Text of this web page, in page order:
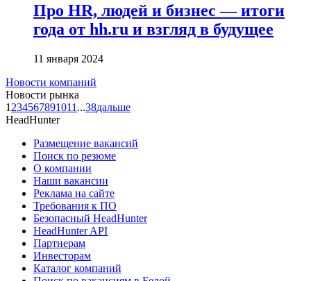
Про HR, людей и бизнес — итоги
года от hh.ru и взгляд в будущее
11 января 2024
Новости компаний
Новости рынка
1 234567891011 ...38дальше
HeadHunter
Размещение вакансий
Поиск по резюме
О компании
Наши вакансии
Реклама на сайте
Требования к ПО
Безопасный HeadHunter
HeadHunter API
Партнерам
Инвесторам
Каталог компаний